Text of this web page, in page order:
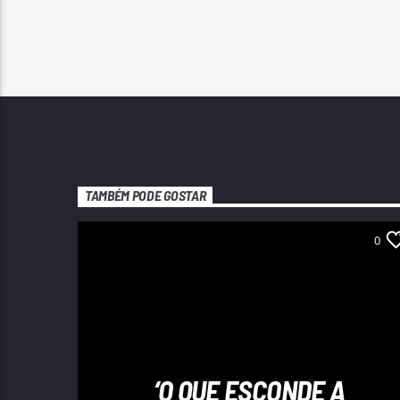
TAMBÉM PODE GOSTAR
0
‘O QUE ESCONDE A